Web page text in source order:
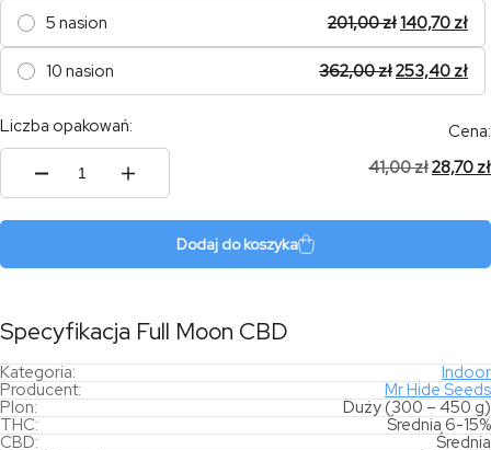
5 nasion 201,00zł140,70 zł
10 nasion 362,00zł253,40 zł
Liczba opakowań:
ilość
Cena:
41,00zł28,70 zł
Dodaj do koszyka
Specyfikacja Full Moon CBD
Kategoria:
Indoor
Producent:
Mr Hide Seeds
Plon:
Duży (300 – 450 g)
THC:
Średnia 6-15%
CBD:
Średnia